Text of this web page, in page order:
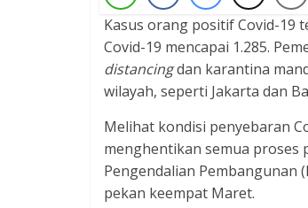
Kasus orang positif Covid-19
Covid-19 mencapai 1.285.
distancingdan karantina
wilayah, seperti Jakarta dan
Melihat kondisi penyebaran
menghentikan semua
Pengendalian Pembangunan
pekan keempat Maret.